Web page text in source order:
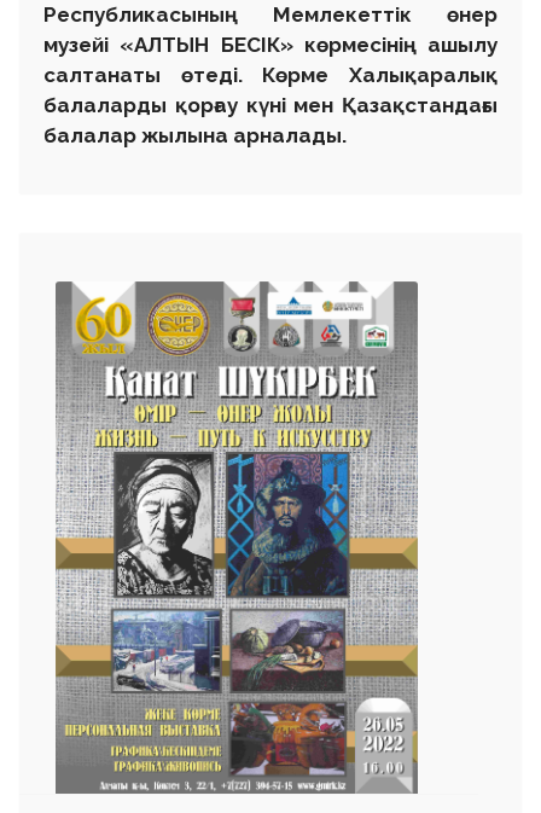
Республикасының Мемлекеттік өнер
музейі «АЛТЫН БЕСІК» көрмесінің ашылу
салтанаты өтеді. Көрме Халықаралық
балаларды қорғау күні мен Қазақстандағы
балалар жылына арналады.